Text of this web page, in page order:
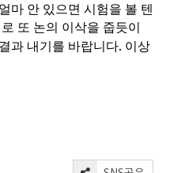
마 안 있으면 시험을 볼 텐
또 논의 이삭을 줍듯이
과 내기를 바랍니다. 이상